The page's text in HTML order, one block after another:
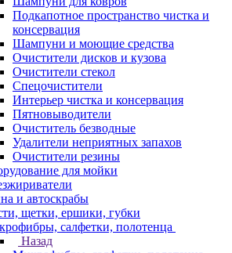
Подкапотное пространство чистка и
консервация
Шампуни и моющие средства
Очистители дисков и кузова
Очистители стекол
Спецочистители
Интерьер чистка и консервация
Пятновыводители
Очиститель безводные
Удалители неприятных запахов
Очистители резины
для мойки
и автоскрабы
щетки, ершики, губки
салфетки, полотенца
Назад